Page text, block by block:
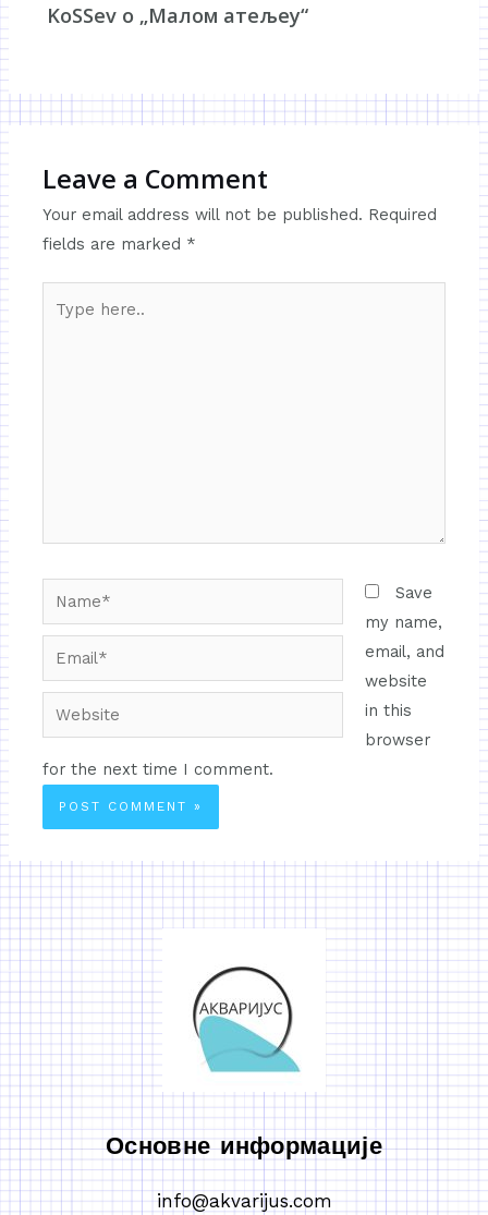
KoSSev о „Малом атељеу“
Leave a Comment
Your email address will not be published. Required
fields are marked *
Save
my name,
email, and
website
in this
browser
for the next time I comment.
Основне информације
info@akvarijus.com